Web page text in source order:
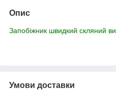
Опис
Запобіжник швидкий скляний
Умови доставки